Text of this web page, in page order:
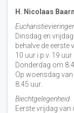
H. Nicolaas Baarn
Dinsdag en
behalve de eerste
10 uur i.p.v. 19 uur
Donderdag om
Op woensdag
8:45 uur.
Biechtgelegenheid
Eerste vrijdag van